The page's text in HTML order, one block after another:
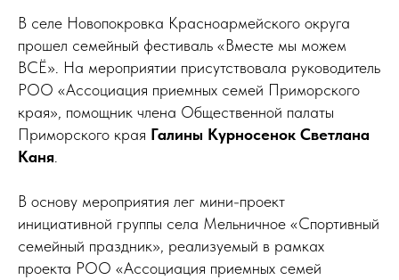
В селе Новопокровка Красноармейского округа
прошел семейный фестиваль «Вместе мы можем
ВСЁ». На мероприятии присутствовала руководитель
РОО «Ассоциация приемных семей Приморского
края», помощник члена Общественной палаты
Приморского края Галины Курносенок Светлана
Каня
В основу мероприятия лег мини-проект
инициативной группы села Мельничное «Спортивный
семейный праздник», реализуемый в рамках
проекта РОО «Ассоциация приемных семей